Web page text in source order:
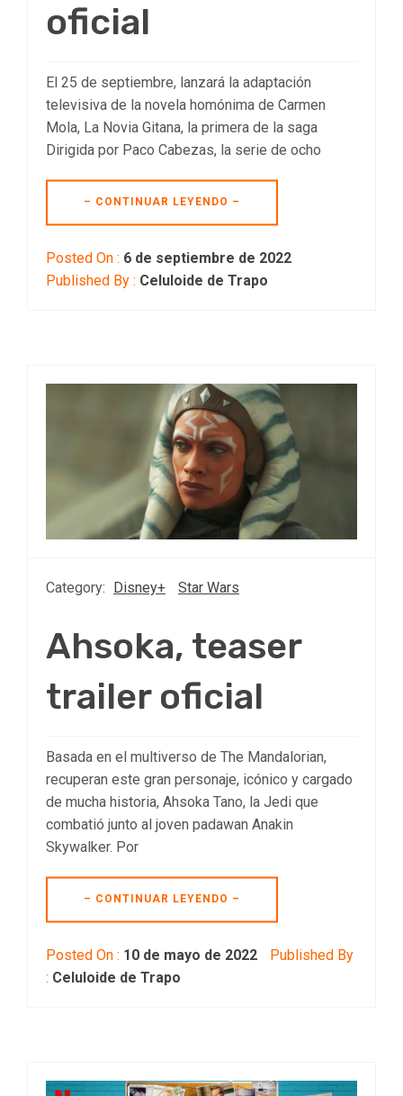
oficial
El 25 de septiembre, lanzará la adaptación
televisiva de la novela homónima de Carmen
Mola, La Novia Gitana, la primera de la saga
Dirigida por Paco Cabezas, la serie de ocho
– CONTINUAR LEYENDO –
Posted On : 6 de septiembre de 2022
Published By : Celuloide de Trapo
Category: Disney+ Star Wars
Ahsoka, teaser
trailer oficial
Basada en el multiverso de The Mandalorian,
recuperan este gran personaje, icónico y cargado
de mucha historia, Ahsoka Tano, la Jedi que
combatió junto al joven padawan Anakin
Skywalker. Por
– CONTINUAR LEYENDO –
Posted On : 10 de mayo de 2022
Published By
: Celuloide de Trapo